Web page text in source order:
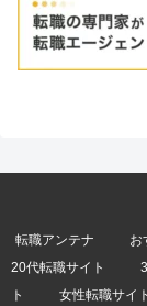
転職アンテナ お
20代転職サイト
ト
女性転職サイト